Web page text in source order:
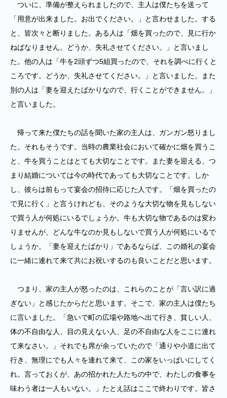
ついに、準備が整えられましたので、主人は僕たちを送って
「用意が出来ました。お出でください。」と言わせました。する
と、皆次々と断りました。ある人は「畑を買ったので、見に行か
ねばなりません。どうか、失礼させてください。」と言いまし
た。他の人は「牛を2頭ずつ5組買ったので、それを調べに行くと
ころです。どうか、失礼させてください。」と言いました。また
別の人は「妻を迎えたばかりなので、行くことができません。」
と言いました。
帰って来た僕たちの話を聞いた家の主人は、ガンガン怒りまし
た。それもそうです。当時の農業社会において確かに畑を買うこ
と、牛を買うことはとても大切なことです。また妻を迎える、つ
まり結婚については今の時代であっても大切なことです。しか
し、彼らは前もって宴会の招待に応じた人です。「畑を買ったの
で見に行く」と言うけれども、そのような大切な物を見もしない
で買う人が何処にいるでしょうか。牛も大切な物であるのは変わ
りませんが、どんな牛なのか見もしないで買う人が何処にいるで
しょうか。「妻を迎えたばかり」であるならば、この婚礼の宴会
に一緒に連れて来て共にお祝いするのも良いことだと思います。
つまり、家の主人が怒ったのは、これらのことが「言い訳に過
ぎない」と感じたからだと思います。そこで、家の主人は僕たち
に言いました。「急いで町の広場や路地へ出て行き、貧しい人、
体の不自由な人、目の見えない人、足の不自由な人をここに連れ
て来なさい。」それでも席が余っていたので「通りや小道に出て
行き、無理にでも人々を連れて来て、この家をいっぱいにしてく
れ。言っておくが、あの招かれた人たちの中で、わたしの食事を
味わう者は一人もいない。」たとえ話はここで終わりです。皆さ